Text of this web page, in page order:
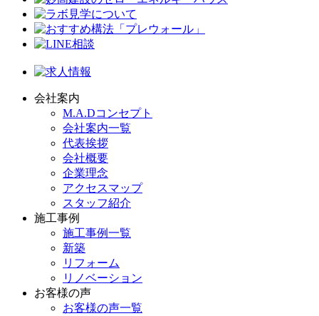
会社案内
M.A.Dコンセプト
会社案内一覧
代表挨拶
会社概要
企業理念
アクセスマップ
スタッフ紹介
施工事例
施工事例一覧
新築
リフォーム
リノベーション
お客様の声
お客様の声一覧